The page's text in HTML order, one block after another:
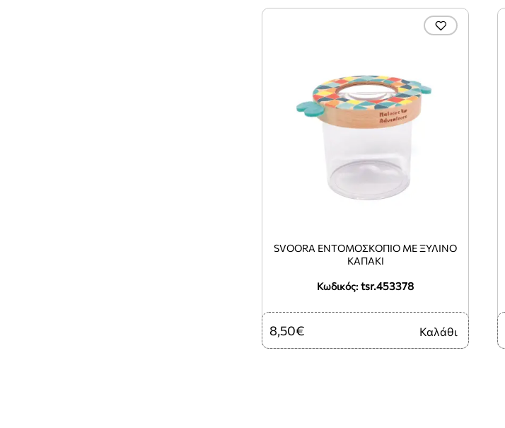
Κωδικός: tsr.453378
SVOORA ΕΝΤΟΜΟΣΚΌΠΙΟ ΜΕ ΞΎΛΙΝΟ
ΚΑΠΆΚΙ
8,50€ Καλάθι